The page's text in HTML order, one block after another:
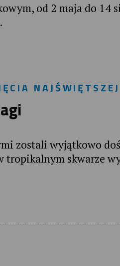
od 2 maja do 14
zostali wyjątkowo
tropikalnym skwarze